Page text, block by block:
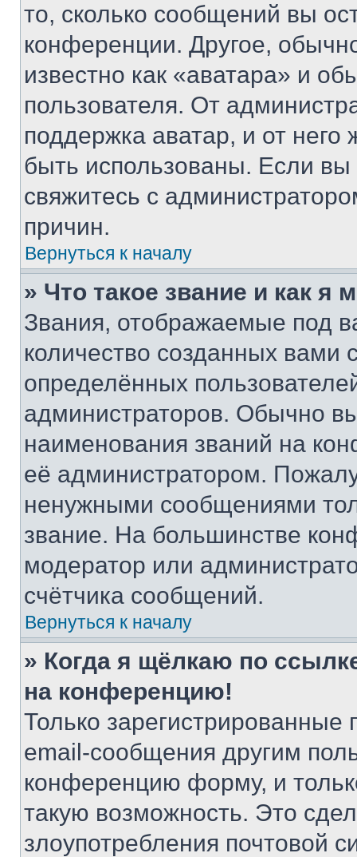
то, сколько сообщений вы
конференции. Другое,
известно как «аватара» и
пользователя. От
поддержка аватар, и от него
быть использованы. Если
свяжитесь с
причин.
Вернуться к началу
» Что такое звание и как я
Звания, отображаемые под
количество созданных
определённых
администраторов. Обычно
наименования званий на
её администратором.
ненужными сообщениями
звание. На большинстве
модератор или
счётчика сообщений.
Вернуться к началу
» Когда я щёлкаю по
на конференцию!
Только зарегистрированные
email-сообщения другим
конференцию форму, и
такую возможность. Это
злоупотребления почтовой